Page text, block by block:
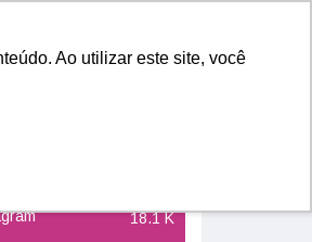
Ao utilizar este site, você
PARTE
18.1 K